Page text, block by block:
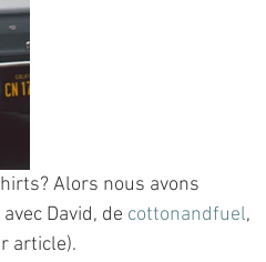
Alors nous avons
David, de cottonandfuel,
article).